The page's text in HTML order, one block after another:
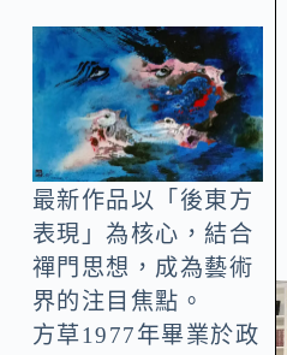
最新作品以「後東方
表現」為核心，結合
禪門思想，成為藝術
界的注目焦點。
方草1977年畢業於政